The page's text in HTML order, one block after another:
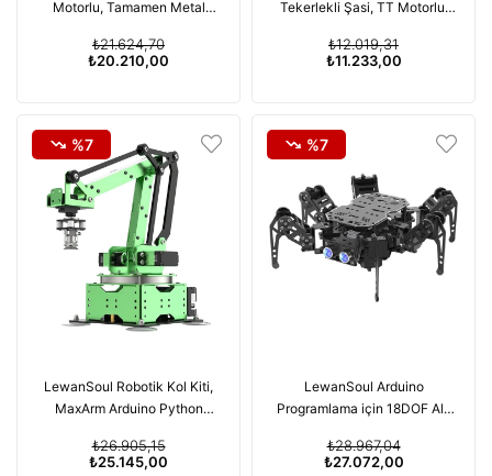
Motorlu, Tamamen Metal
Tank Vagon Şasisi
₺20.210,00
₺21.624,70
Tekerlekli Şasi, TT Motorlu,
₺11.233,00
₺12.019,31
LewanSoul Robotik Kol Kiti,
MaxArm Arduino Python
Kaynak Akıllı Robot Kolu
₺25.145,00
₺26.905,15
%7
LewanSoul Arduino
Programlama için 18DOF Altı
Yürüyüşü, Sürünme
₺27.072,00
₺28.967,04
%7